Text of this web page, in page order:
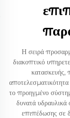
Η σειρά
διακοπτικό
κατασκευής,
το προηγμένο
δυνατά υδραυλικά
επιπέδωσης σε